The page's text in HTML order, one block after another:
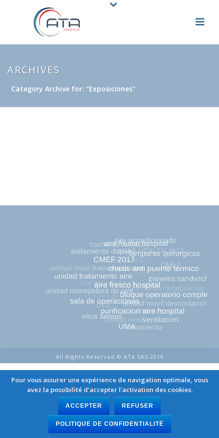
ARCHIVES
Category Archive for: "Exposiciones"
All Rights Reserved © ATA SAS 2019
Pour vous assurer une expérience de navigation optimale, vous
avez la possibilité d’accepter l’activation des cookies.
ACCEPTER REFUSER
POLITIQUE DE CONFIDENTIALITÉ